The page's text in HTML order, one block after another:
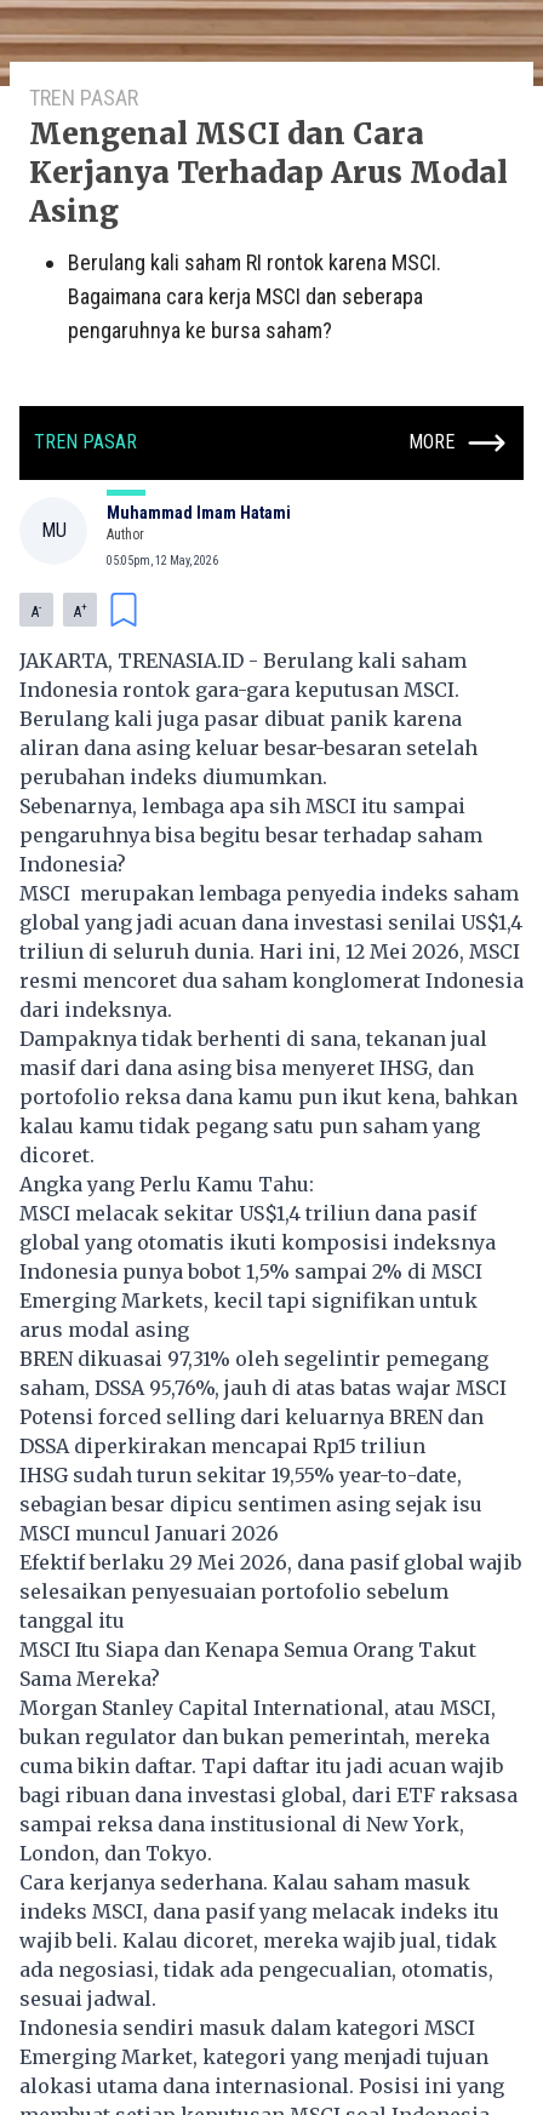
TREN PASAR
Mengenal MSCI dan Cara
Kerjanya Terhadap Arus Modal
Asing
Berulang kali saham RI rontok karena MSCI.
Bagaimana cara kerja MSCI dan seberapa
pengaruhnya ke bursa saham?
TREN PASAR MORE
MU
Muhammad Imam Hatami
Author
05:05pm, 12 May, 2026
A- A+
JAKARTA, TRENASIA.ID - Berulang kali saham
Indonesia rontok gara-gara keputusan MSCI.
Berulang kali juga pasar dibuat panik karena
aliran dana asing keluar besar-besaran setelah
perubahan indeks diumumkan.
Sebenarnya, lembaga apa sih MSCI itu sampai
pengaruhnya bisa begitu besar terhadap saham
Indonesia?
MSCI merupakan lembaga penyedia indeks saham
global yang jadi acuan dana investasi senilai US$1,4
triliun di seluruh dunia. Hari ini, 12 Mei 2026, MSCI
resmi mencoret dua saham konglomerat Indonesia
dari indeksnya.
Dampaknya tidak berhenti di sana, tekanan jual
masif dari dana asing bisa menyeret IHSG, dan
portofolio reksa dana kamu pun ikut kena, bahkan
kalau kamu tidak pegang satu pun saham yang
dicoret.
Angka yang Perlu Kamu Tahu:
MSCI melacak sekitar US$1,4 triliun dana pasif
global yang otomatis ikuti komposisi indeksnya
Indonesia punya bobot 1,5% sampai 2% di MSCI
Emerging Markets, kecil tapi signifikan untuk
arus modal asing
BREN dikuasai 97,31% oleh segelintir pemegang
saham, DSSA 95,76%, jauh di atas batas wajar MSCI
Potensi forced selling dari keluarnya BREN dan
DSSA diperkirakan mencapai Rp15 triliun
IHSG sudah turun sekitar 19,55% year-to-date,
sebagian besar dipicu sentimen asing sejak isu
MSCI muncul Januari 2026
Efektif berlaku 29 Mei 2026, dana pasif global wajib
selesaikan penyesuaian portofolio sebelum
tanggal itu
MSCI Itu Siapa dan Kenapa Semua Orang Takut
Sama Mereka?
Morgan Stanley Capital International, atau MSCI,
bukan regulator dan bukan pemerintah, mereka
cuma bikin daftar. Tapi daftar itu jadi acuan wajib
bagi ribuan dana investasi global, dari ETF raksasa
sampai reksa dana institusional di New York,
London, dan Tokyo.
Cara kerjanya sederhana. Kalau saham masuk
indeks MSCI, dana pasif yang melacak indeks itu
wajib beli. Kalau dicoret, mereka wajib jual, tidak
ada negosiasi, tidak ada pengecualian, otomatis,
sesuai jadwal.
Indonesia sendiri masuk dalam kategori MSCI
Emerging Market, kategori yang menjadi tujuan
alokasi utama dana internasional. Posisi ini yang